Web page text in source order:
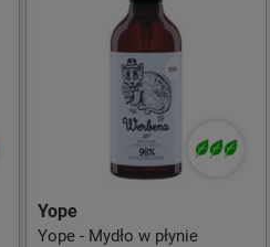
Yope
Yope - Mydło w płynie